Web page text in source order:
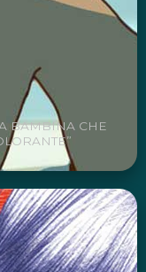
BAMBINA CHE